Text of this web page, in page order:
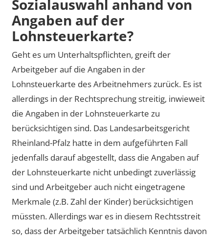
Sozialauswahl anhand von
Angaben auf der
Lohnsteuerkarte?
Geht es um Unterhaltspflichten, greift der
Arbeitgeber auf die Angaben in der
Lohnsteuerkarte des Arbeitnehmers zurück. Es ist
allerdings in der Rechtsprechung streitig, inwieweit
die Angaben in der Lohnsteuerkarte zu
berücksichtigen sind. Das Landesarbeitsgericht
Rheinland-Pfalz hatte in dem aufgeführten Fall
jedenfalls darauf abgestellt, dass die Angaben auf
der Lohnsteuerkarte nicht unbedingt zuverlässig
sind und Arbeitgeber auch nicht eingetragene
Merkmale (z.B. Zahl der Kinder) berücksichtigen
müssten. Allerdings war es in diesem Rechtsstreit
so, dass der Arbeitgeber tatsächlich Kenntnis davon